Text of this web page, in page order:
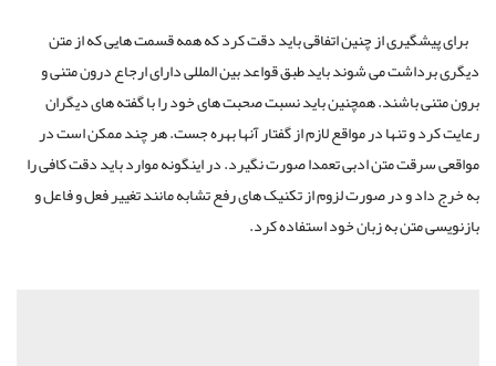
برای پیشگیری از چنین اتفاقی باید دقت کرد که همه قسمت هایی که از متن
دیگری برداشت می شوند باید طبق قواعد بین المللی دارای ارجاع درون متنی و
برون متنی باشند. همچنین باید نسبت صحبت های خود را با گفته های دیگران
رعایت کرد و تنها در مواقع لازم از گفتار آنها بهره جست. هر چند ممکن است در
مواقعی سرقت متن ادبی تعمدا صورت نگیرد. در اینگونه موارد باید دقت کافی را
به خرج داد و در صورت لزوم از تکنیک های رفع تشابه مانند تغییر فعل و فاعل و
بازنویسی متن به زبان خود استفاده کرد.